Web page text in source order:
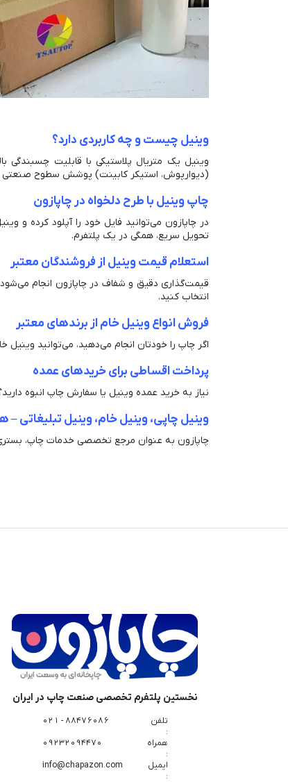
وینیل چیست و چه کاربردی دارد؟
وینیل یک متریال پلاستیکی با قابلیت چسبندگی
(دیوارپوش، استیکر کابینت) پوشش سطوح صنعتی
چاپ وینیل با طرح دلخواه در چاپازون
در چاپازون می‌توانید فایل خود را آپلود کرده و
تحویل سریع، همگی در یک پلتفرم.
استعلام قیمت وینیل از فروشندگان معتبر
قیمت‌گذاری دقیق و شفاف در چاپازون انجام می‌شود.
انتخاب کنید.
فروش انواع وینیل خام از برندهای معتبر
اگر چاپ را خودتان انجام می‌دهید، می‌توانید وینیل
پرداخت اقساطی برای خریدهای عمده
نیاز به خرید عمده وینیل یا سفارش چاپ انبوه
وینیل چاپی، وینیل خام، وینیل تبلیغاتی
چاپازون به عنوان مرجع تخصصی خدمات چاپ،
نخستین پلتفرم تخصصی صنعت چاپ در ایران
تلفن
:
88476086 - 021
همراه
:
09232094470
ایمیل
:
info@chapazon.com